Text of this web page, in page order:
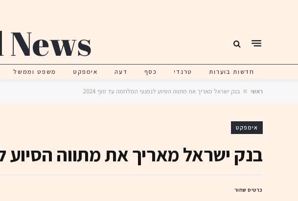
חדשות בוערות טרנדי כסף דעה אימפקט משפט וממשל
ראשי » בנק ישראל מאריך את מתווה הסיוע לנפגעי המלחמה עד סוף 2024
אימפקט
בנק ישראל מאריך את מתווה הסיוע
כרטיס שחור